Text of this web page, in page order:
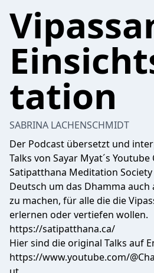
tation
SABRINA LACHENSCHMIDT
Der Podcast übersetzt und
Talks von Sayar Myat´s
Satipatthana Meditation
Deutsch um das Dhamma
zu machen, für alle die die
erlernen oder vertiefen wollen.
https://satipatthana.ca/
Hier sind die original Talks auf
https://www.youtube.com/